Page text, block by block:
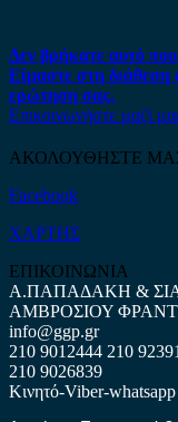
Δεν βρήκατε αυτό
Είμαστε στη διάθεση
ερώτηση σας.
Επικοινωνήστε μαζί
ΑΚΟΛΟΥΘΗΣΤΕ
Facebook
ΧΑΡΤΗΣ
ΕΠΙΚΟΙΝΩΝΙΑ
Α.ΠΑΠΑΔΑΚΗ &
ΑΜΒΡΟΣΙΟΥ
info@ggp.gr
210 9012444 210
210 9026839
Κινητό-Viber-